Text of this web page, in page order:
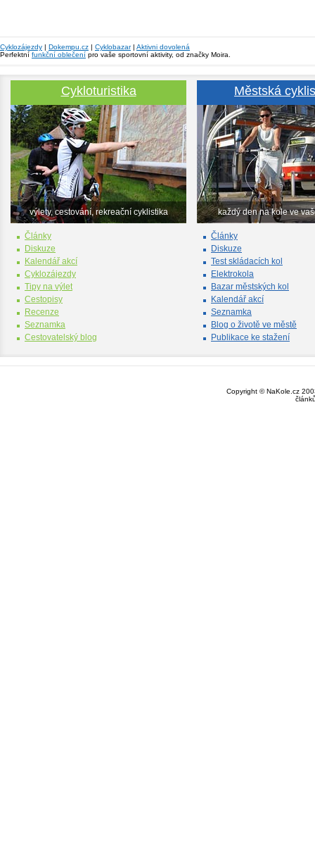
Cyklozájezdy | Dokempu.cz | Cyklobazar| Aktivni dovolená
Perfektní funkční oblečení pro vaše sportovní aktivity, od značky Moira.
Cykloturistika
výlety, cestování, rekreační cyklistika
Články
Diskuze
Kalendář akcí
Cyklozájezdy
Tipy na výlet
Cestopisy
Recenze
Seznamka
Cestovatelský blog
Městská
každý den na kole ve
Články
Diskuze
Test skládacích kol
Elektrokola
Bazar městských kol
Kalendář akcí
Seznamka
Blog o životě ve městě
Publikace ke stažení
Copyright © NaKole.cz